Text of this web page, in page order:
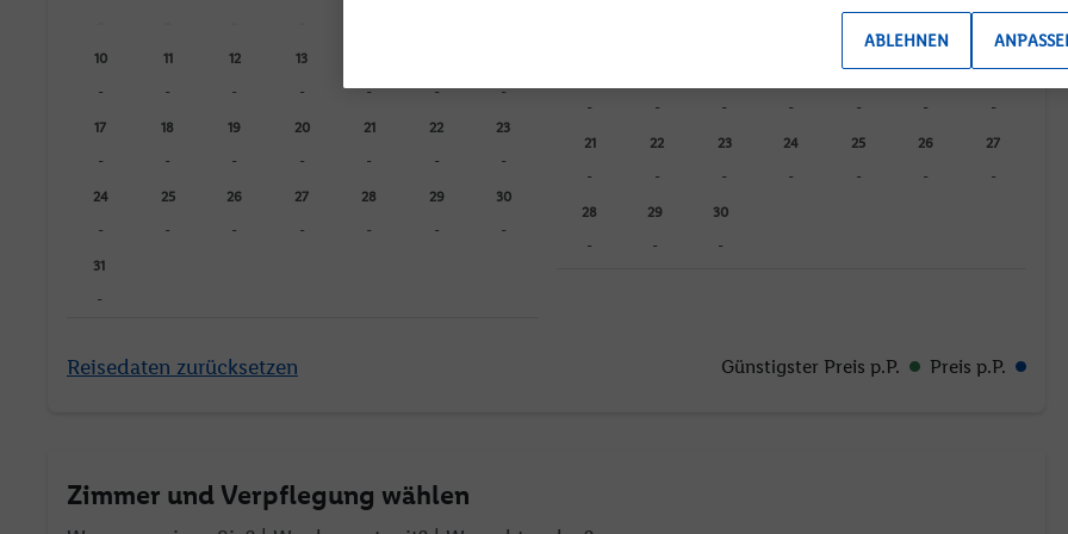
10
-
11
-
12
-
13
- - - -
17
-
18
-
19
-
20
-
21
-
22
-
23
-
24
-
25
-
26
-
27
-
28
-
29
-
30
-
31
-
- -
- - - -
18
-
19
-
20
-
21
-
22
-
23
-
24
-
25
-
26
-
27
-
28
-
29
-
30
-
Reisedaten zurücksetzen Günstigster Preis p.P. Preis p.P.
Zimmer und Verpflegung wählen
ABLEHNEN